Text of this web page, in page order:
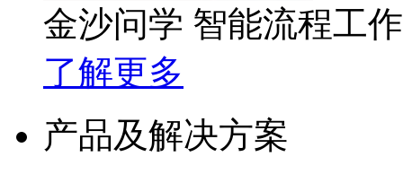
金沙问学 智能流程工
了解更多
产品及解决方案